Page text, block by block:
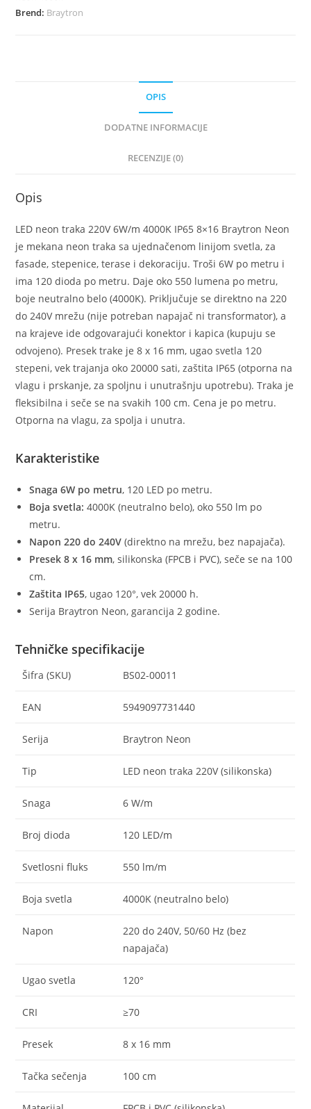
Brend: Braytron
OPIS
DODATNE INFORMACIJE
RECENZIJE (0)
Opis
LED neon traka 220V 6W/m 4000K IP65 8×16 Braytron Neon
je mekana neon traka sa ujednačenom linijom svetla, za
fasade, stepenice, terase i dekoraciju. Troši 6W po metru i
ima 120 dioda po metru. Daje oko 550 lumena po metru,
boje neutralno belo (4000K). Priključuje se direktno na 220
do 240V mrežu (nije potreban napajač ni transformator), a
na krajeve ide odgovarajući konektor i kapica (kupuju se
odvojeno). Presek trake je 8 x 16 mm, ugao svetla 120
stepeni, vek trajanja oko 20000 sati, zaštita IP65 (otporna na
vlagu i prskanje, za spoljnu i unutrašnju upotrebu). Traka je
fleksibilna i seče se na svakih 100 cm. Cena je po metru.
Otporna na vlagu, za spolja i unutra.
Karakteristike
Snaga 6W po metru, 120 LED po metru.
Boja svetla: 4000K (neutralno belo), oko 550 lm po
metru.
Napon 220 do 240V (direktno na mrežu, bez napajača).
Presek 8 x 16 mm, silikonska (FPCB i PVC), seče se na 100
cm.
Zaštita IP65, ugao 120°, vek 20000 h.
Serija Braytron Neon, garancija 2 godine.
Tehničke specifikacije
Šifra (SKU) BS02-00011
EAN 5949097731440
Serija Braytron Neon
Tip LED neon traka 220V (silikonska)
Snaga 6 W/m
Broj dioda 120 LED/m
Svetlosni fluks 550 lm/m
Boja svetla 4000K (neutralno belo)
Napon
220 do 240V, 50/60 Hz (bez
napajača)
Ugao svetla 120°
CRI ≥70
Presek 8 x 16 mm
Tačka sečenja 100 cm